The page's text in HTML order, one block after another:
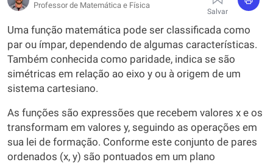
Professor de Matemática e Física
Salvar
Uma função matemática pode ser classificada como
par ou ímpar, dependendo de algumas características.
Também conhecida como paridade, indica se são
simétricas em relação ao eixo y ou à origem de um
sistema cartesiano.
As funções são expressões que recebem valores x e os
transformam em valores y, seguindo as operações em
sua lei de formação. Conforme este conjunto de pares
ordenados (x, y) são pontuados em um plano